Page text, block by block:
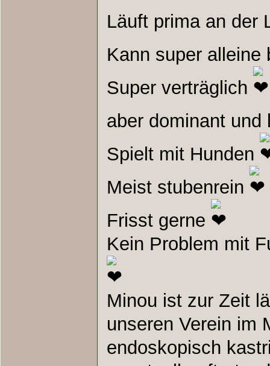
Läuft prima an der
Kann super
Super verträglich
aber dominant
Spielt mit Hunden
Meist stubenrein
Frisst gerne
Kein Problem mit
Minou ist zur Zeit
unseren Verein im
endoskopisch